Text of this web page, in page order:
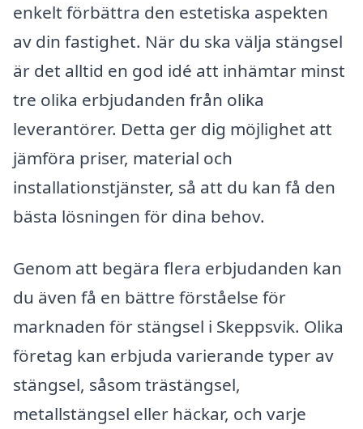
enkelt förbättra den estetiska aspekten
av din fastighet. När du ska välja stängsel
är det alltid en god idé att inhämtar minst
tre olika erbjudanden från olika
leverantörer. Detta ger dig möjlighet att
jämföra priser, material och
installationstjänster, så att du kan få den
bästa lösningen för dina behov.
Genom att begära flera erbjudanden kan
du även få en bättre förståelse för
marknaden för stängsel i Skeppsvik. Olika
företag kan erbjuda varierande typer av
stängsel, såsom trästängsel,
metallstängsel eller häckar, och varje